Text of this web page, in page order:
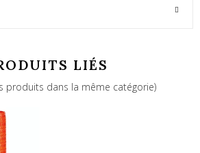
LIÉS
produits dans la même catégorie)